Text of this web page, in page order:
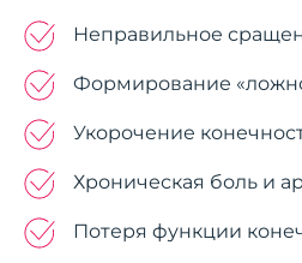
Неправильное
Формирование
Укорочение
Хроническая боль и
Потеря функции